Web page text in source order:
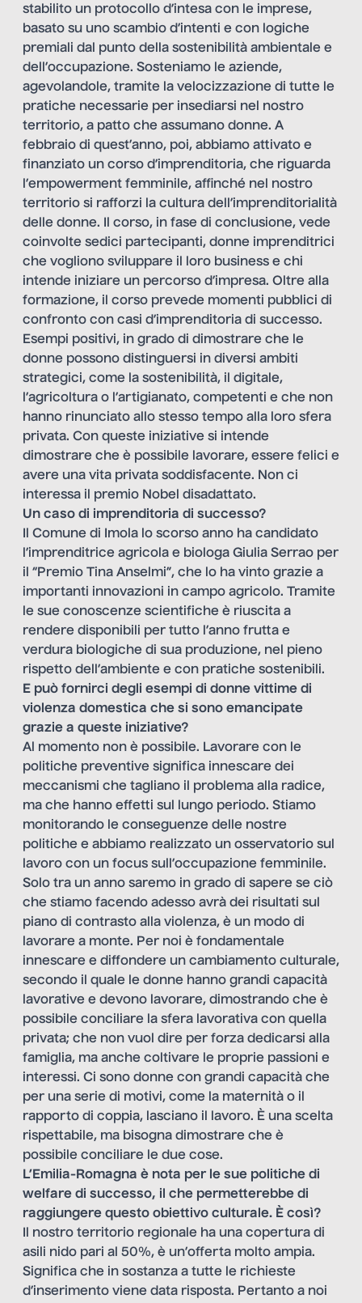
stabilito un protocollo d’intesa con le imprese,
basato su uno scambio d’intenti e con logiche
premiali dal punto della sostenibilità ambientale e
dell’occupazione. Sosteniamo le aziende,
agevolandole, tramite la velocizzazione di tutte le
pratiche necessarie per insediarsi nel nostro
territorio, a patto che assumano donne. A
febbraio di quest’anno, poi, abbiamo attivato e
finanziato un corso d’imprenditoria, che riguarda
l’empowerment femminile, affinché nel nostro
territorio si rafforzi la cultura dell’imprenditorialità
delle donne. Il corso, in fase di conclusione, vede
coinvolte sedici partecipanti, donne imprenditrici
che vogliono sviluppare il loro business e chi
intende iniziare un percorso d’impresa. Oltre alla
formazione, il corso prevede momenti pubblici di
confronto con casi d’imprenditoria di successo.
Esempi positivi, in grado di dimostrare che le
donne possono distinguersi in diversi ambiti
strategici, come la sostenibilità, il digitale,
l’agricoltura o l’artigianato, competenti e che non
hanno rinunciato allo stesso tempo alla loro sfera
privata. Con queste iniziative si intende
dimostrare che è possibile lavorare, essere felici e
avere una vita privata soddisfacente. Non ci
interessa il premio Nobel disadattato.
Un caso di imprenditoria di successo?
Il Comune di Imola lo scorso anno ha candidato
l’imprenditrice agricola e biologa Giulia Serrao per
il “Premio Tina Anselmi”, che lo ha vinto grazie a
importanti innovazioni in campo agricolo. Tramite
le sue conoscenze scientifiche è riuscita a
rendere disponibili per tutto l’anno frutta e
verdura biologiche di sua produzione, nel pieno
rispetto dell’ambiente e con pratiche sostenibili.
E può fornirci degli esempi di donne vittime di
violenza domestica che si sono emancipate
grazie a queste iniziative?
Al momento non è possibile. Lavorare con le
politiche preventive significa innescare dei
meccanismi che tagliano il problema alla radice,
ma che hanno effetti sul lungo periodo. Stiamo
monitorando le conseguenze delle nostre
politiche e abbiamo realizzato un osservatorio sul
lavoro con un focus sull’occupazione femminile.
Solo tra un anno saremo in grado di sapere se ciò
che stiamo facendo adesso avrà dei risultati sul
piano di contrasto alla violenza, è un modo di
lavorare a monte. Per noi è fondamentale
innescare e diffondere un cambiamento culturale,
secondo il quale le donne hanno grandi capacità
lavorative e devono lavorare, dimostrando che è
possibile conciliare la sfera lavorativa con quella
privata; che non vuol dire per forza dedicarsi alla
famiglia, ma anche coltivare le proprie passioni e
interessi. Ci sono donne con grandi capacità che
per una serie di motivi, come la maternità o il
rapporto di coppia, lasciano il lavoro. È una scelta
rispettabile, ma bisogna dimostrare che è
possibile conciliare le due cose.
L’Emilia-Romagna è nota per le sue politiche di
welfare di successo, il che permetterebbe di
raggiungere questo obiettivo culturale. È così?
Il nostro territorio regionale ha una copertura di
asili nido pari al 50%, è un’offerta molto ampia.
Significa che in sostanza a tutte le richieste
d’inserimento viene data risposta. Pertanto a noi